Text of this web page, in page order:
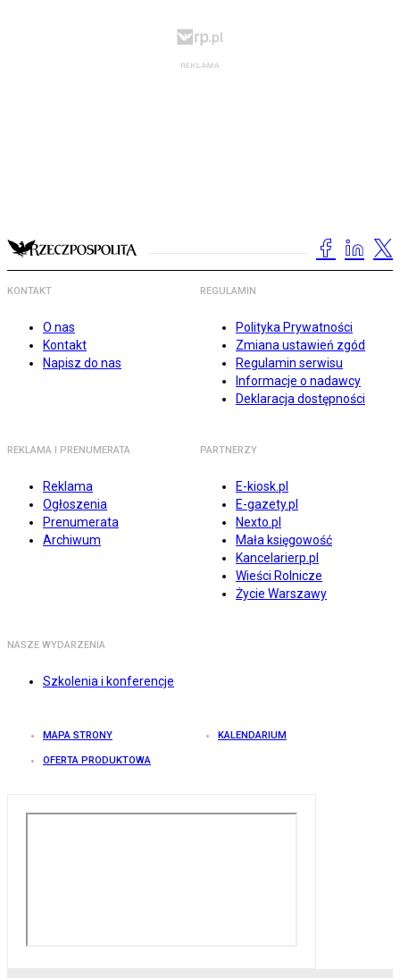
KONTAKT
O nas
Kontakt
Napisz do nas
REGULAMIN
Polityka Prywatności
Zmiana ustawień zgód
Regulamin serwisu
Informacje o nadawcy
Deklaracja dostępności
REKLAMA I PRENUMERATA
Reklama
Ogłoszenia
Prenumerata
Archiwum
PARTNERZY
E-kiosk.pl
E-gazety.pl
Nexto.pl
Mała księgowość
Kancelarierp.pl
Wieści Rolnicze
Życie Warszawy
NASZE WYDARZENIA
Szkolenia i konferencje
MAPA STRONY KALENDARIUM
OFERTA PRODUKTOWA